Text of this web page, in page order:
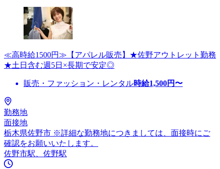
≪高時給1500円≫【アパレル販売】★佐野アウトレット勤務
★土日含む週5日×長期で安定◎
販売・ファッション・レンタル時給1,500円〜
勤務地
面接地
栃木県佐野市 ※詳細な勤務地につきましては、面接時にご
確認をお願いいたします。
佐野市駅、佐野駅